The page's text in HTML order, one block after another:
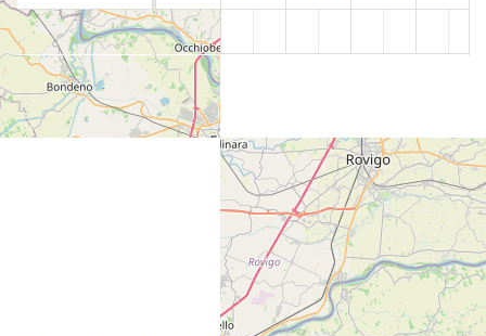
Agire Sociale